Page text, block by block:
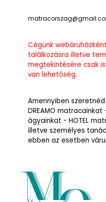
Cégünk
találkozásra illetve
megtekintésére csak
van lehetőség.
Amennyiben
DREAMO matracainkat
ágyainkat - HOTEL
illetve személyes
ebben az esetben